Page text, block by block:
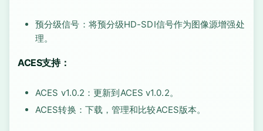
预分级信号：将预分级HD-SDI信号作为图像源增强处
理。
ACES支持：
ACES v1.0.2：更新到ACES v1.0.2。
ACES转换：下载，管理和比较ACES版本。